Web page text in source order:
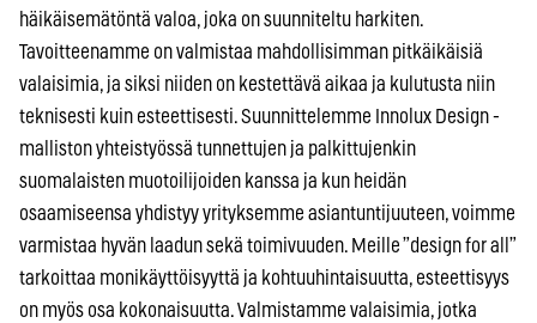
häikäisemätöntä valoa, joka on suunniteltu harkiten.
Tavoitteenamme on valmistaa mahdollisimman pitkäikäisiä
valaisimia, ja siksi niiden on kestettävä aikaa ja kulutusta niin
teknisesti kuin esteettisesti. Suunnittelemme Innolux Design -
malliston yhteistyössä tunnettujen ja palkittujenkin
suomalaisten muotoilijoiden kanssa ja kun heidän
osaamiseensa yhdistyy yrityksemme asiantuntijuuteen, voimme
varmistaa hyvän laadun sekä toimivuuden. Meille ”design for all”
tarkoittaa monikäyttöisyyttä ja kohtuuhintaisuutta, esteettisyys
on myös osa kokonaisuutta. Valmistamme valaisimia, jotka